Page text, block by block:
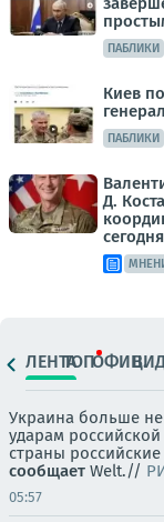
ПАБЛИКИ
Киев
ПАБЛИКИ
Д.
ЛЕНТАТОПОФИЦ.
Украина больше
ударам
страны
сообщает Welt.//
05:57